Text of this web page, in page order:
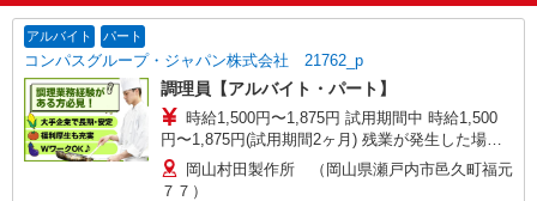
アルバイト パート
コンパスグループ・ジャパン株式会社 21762_p
調理員【アルバイト・パート】
時給1,500円〜1,875円 試用期間中 時給1,500
円〜1,875円(試用期間2ヶ月) 残業が発生した場
合、残業代を1分単位で別途支給します。
岡山村田製作所 （岡山県瀬戸内市邑久町福元
７７）